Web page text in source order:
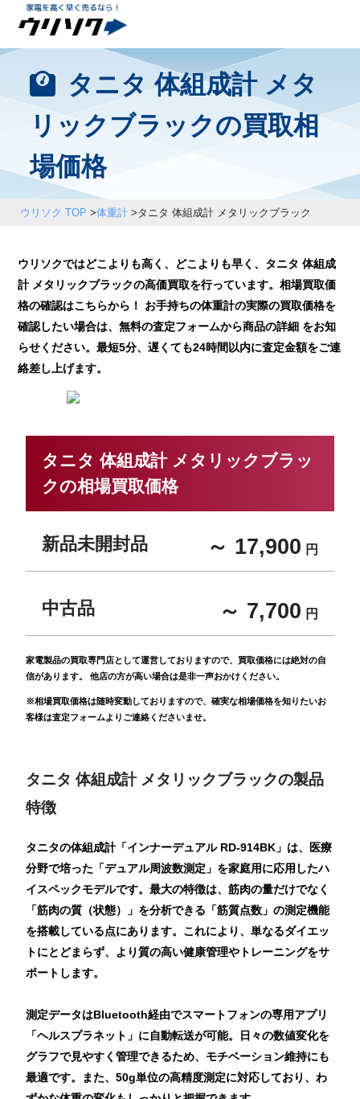
タニタ 体組成計 メタ
リックブラックの買取相
場価格
ウリソク TOP >体重計>タニタ 体組成計 メタリックブラック
ウリソクではどこよりも高く、どこよりも早く、タニタ 体組成
計 メタリックブラックの高価買取を行っています。相場買取価
格の確認はこちらから！ お手持ちの体重計の実際の買取価格を
確認したい場合は、無料の査定フォームから商品の詳細 をお知
らせください。最短5分、遅くても24時間以内に査定金額をご連
絡差し上げます。
タニタ 体組成計 メタリックブラッ
クの相場買取価格
新品未開封品 ～ 17,900 円
中古品 ～ 7,700 円
家電製品の買取専門店として運営しておりますので、買取価格には絶対の自
信があります。 他店の方が高い場合は是非一声おかけください。
※相場買取価格は随時変動しておりますので、確実な相場価格を知りたいお
客様は査定フォームよりご連絡くださいませ。
タニタ 体組成計 メタリックブラックの製品
特徴
タニタの体組成計「インナーデュアル RD-914BK」は、医療
分野で培った「デュアル周波数測定」を家庭用に応用したハ
イスペックモデルです。最大の特徴は、筋肉の量だけでなく
「筋肉の質（状態）」を分析できる「筋質点数」の測定機能
を搭載している点にあります。これにより、単なるダイエッ
トにとどまらず、より質の高い健康管理やトレーニングをサ
ポートします。
測定データはBluetooth経由でスマートフォンの専用アプリ
「ヘルスプラネット」に自動転送が可能。日々の数値変化を
グラフで見やすく管理できるため、モチベーション維持にも
最適です。また、50g単位の高精度測定に対応しており、わ